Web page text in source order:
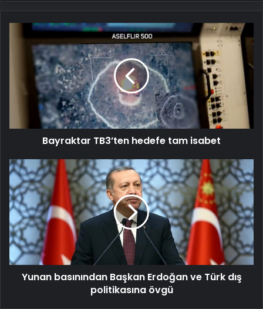
Bayraktar
TB3’ten
hedefe
Bayraktar TB3’ten hedefe tam isabet
Yunan
basınından
Başkan
Erdoğan
ve
Türk
dış
politikasına
övgü
Yunan basınından Başkan Erdoğan ve Türk dış
politikasına övgü